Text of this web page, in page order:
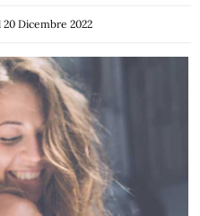
20 Dicembre 2022